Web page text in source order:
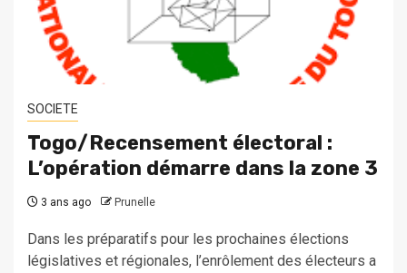
SOCIETE
Togo/Recensement électoral :
L’opération démarre dans la zone 3
3 ans ago Prunelle
Dans les préparatifs pour les prochaines élections
législatives et régionales, l’enrôlement des électeurs a